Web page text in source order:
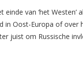
van ‘het Westen’
in Oost-Europa of over
juist om Russische